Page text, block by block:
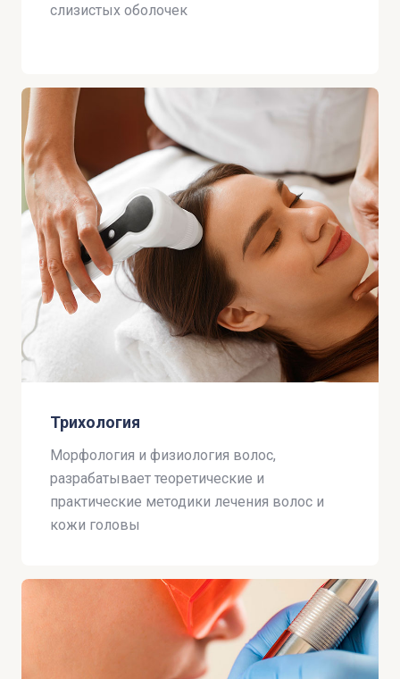
слизистых оболочек
Трихология
Морфология и физиология волос,
разрабатывает теоретические и
практические методики лечения волос и
кожи головы